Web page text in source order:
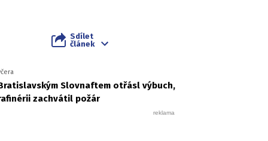
Sdílet
článek
Slovnaftem otřásl výbuch,
zachvátil požár